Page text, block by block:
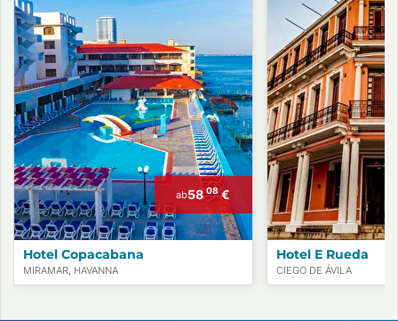
Hotel Copacabana
MIRAMAR, HAVANNA
ab58 08€
Hotel E Rueda
CIEGO DE ÁVILA